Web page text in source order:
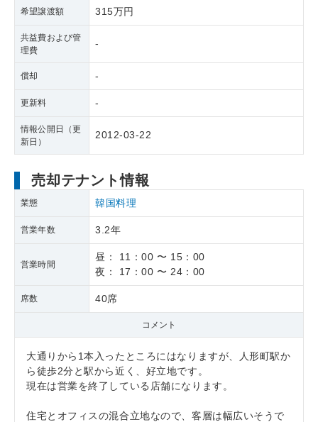
希望譲渡額 315万円
共益費および管
理費
-
償却 -
更新料 -
情報公開日（更
新日）
2012-03-22
売却テナント情報
業態 韓国料理
営業年数 3.2年
営業時間
昼： 11：00 〜 15：00
夜： 17：00 〜 24：00
席数 40席
コメント
大通りから1本入ったところにはなりますが、人形町駅か
ら徒歩2分と駅から近く、好立地です。
現在は営業を終了している店舗になります。
住宅とオフィスの混合立地なので、客層は幅広いそうで